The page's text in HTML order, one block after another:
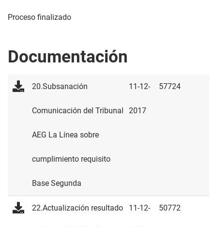
Proceso finalizado
Documentación
20.Subsanación
Comunicación del Tribunal
AEG La Línea sobre
cumplimiento requisito
Base Segunda
11-12-
2017
57724
22.Actualización resultado 11-12- 50772